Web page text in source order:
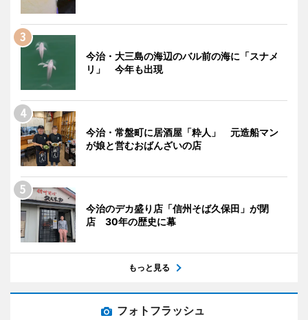
今治・大三島の海辺のバル前の海に「スナメ
リ」 今年も出現
今治・常盤町に居酒屋「粋人」 元造船マン
が娘と営むおばんざいの店
今治のデカ盛り店「信州そば久保田」が閉
店 30年の歴史に幕
もっと見る
フォトフラッシュ